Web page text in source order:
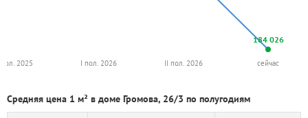
184 026
2025 I пол. 2026 II пол. 2026 сейчас
Средняя цена 1 м² в доме Громова, 26/3 по полугодиям